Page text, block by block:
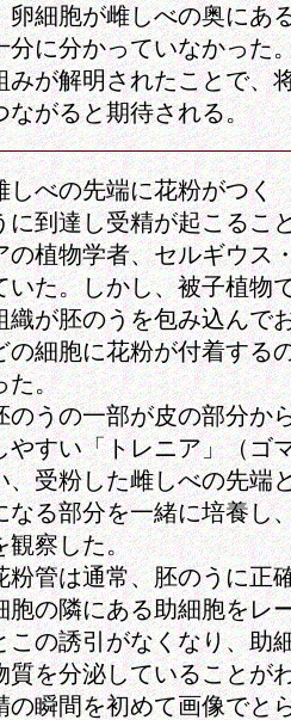
卵細胞が雌しべの奥にあ
分に分かっていなかった
みが解明されたことで、
ながると期待される。
べの先端に花粉がつく
に到達し受精が起こるこ
の植物学者、セルギウス
いた。しかし、被子植物
織が胚のうを包み込んで
の細胞に花粉が付着する
た。
うの一部が皮の部分か
やすい「トレニア」（ゴ
、受粉した雌しべの先端
なる部分を一緒に培養し
観察した。
管は通常、胚のうに正
胞の隣にある助細胞をレ
この誘引がなくなり、助
質を分泌していることが
の瞬間を初めて画像でと